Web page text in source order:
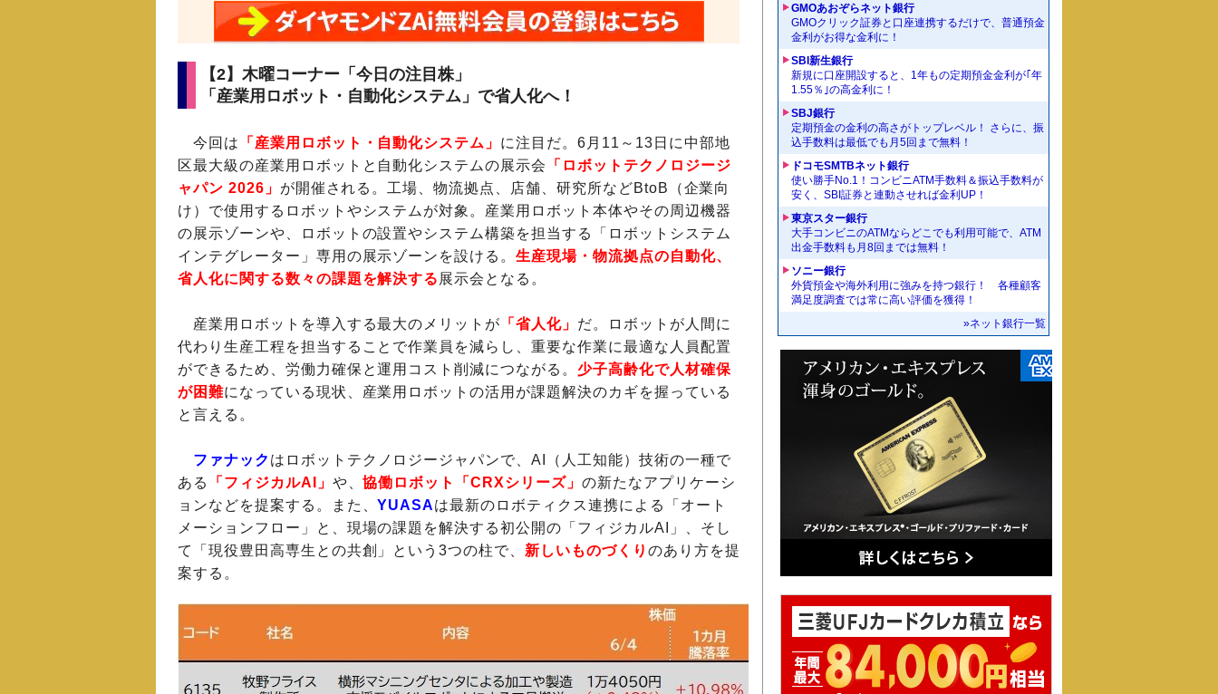
【2】木曜コーナー「今日の注目株」
「産業用ロボット・自動化システム」で省人化へ！
今回は 「産業用ロボット・自動化システム」 に注目だ。6月11～13日に中部地
区最大級の産業用ロボットと自動化システムの展示会
「ロボットテクノロジージ
ャパン 2026」 が開催される。工場、物流拠点、店舗、研究所などBtoB（企業向
け）で使用するロボットやシステムが対象。産業用ロボット本体やその周辺機器
の展示ゾーンや、ロボットの設置やシステム構築を担当する「ロボットシステム
インテグレーター」専用の展示ゾーンを設ける。生産現場・物流拠点の自動化、
省人化に関する数々の課題を解決する 展示会となる。
産業用ロボットを導入する最大のメリットが 「省人化」 だ。ロボットが人間に
代わり生産工程を担当することで作業員を減らし、重要な作業に最適な人員配置
ができるため、労働力確保と運用コスト削減につながる。 少子高齢化で人材確保
が困難になっている現状、産業用ロボットの活用が課題解決のカギを握っている
と言える。
ファナック はロボットテクノロジージャパンで、AI（人工知能）技術の一種で
ある
「フィジカルAI」 や、協働ロボット「CRXシリーズ」 の新たなアプリケーシ
ョンなどを提案する。また、YUASAは最新のロボティクス連携による「オート
メーションフロー」と、現場の課題を解決する初公開の「フィジカルAI」、そし
て「現役豊田高専生との共創」という3つの柱で、 新しいものづくり のあり方を提
案する。
GMOあおぞらネット銀行
GMOクリック証券と口座連携するだけで、普通預金
金利がお得な金利に！
SBI新生銀行
新規に口座開設すると、1年もの定期預金金利が｢年
1.55％｣の高金利に！
SBJ銀行
定期預金の金利の高さがトップレベル！ さらに、振
込手数料は最低でも月5回まで無料！
ドコモSMTBネット銀行
使い勝手No.1！コンビニATM手数料＆振込手数料が
安く、SBI証券と連動させれば金利UP！
東京スター銀行
大手コンビニのATMならどこでも利用可能で、ATM
出金手数料も月8回までは無料！
ソニー銀行
外貨預金や海外利用に強みを持つ銀行！ 各種顧客
満足度調査では常に高い評価を獲得！
»ネット銀行一覧